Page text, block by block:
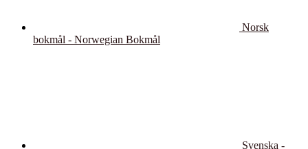
Norsk
bokmål - Norwegian Bokmål
Svenska -